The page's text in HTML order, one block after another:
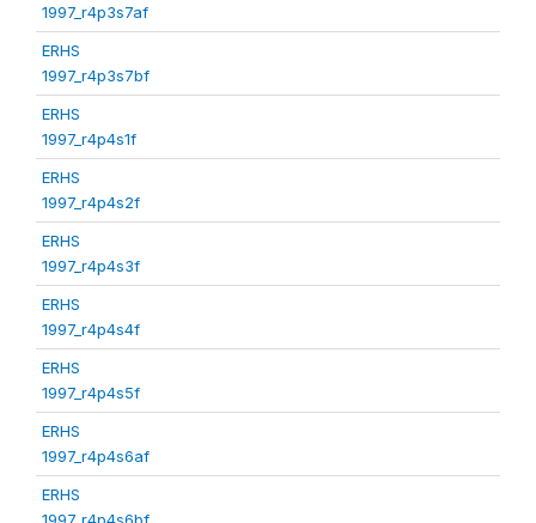
1997_r4p3s7af
ERHS
1997_r4p3s7bf
ERHS
1997_r4p4s1f
ERHS
1997_r4p4s2f
ERHS
1997_r4p4s3f
ERHS
1997_r4p4s4f
ERHS
1997_r4p4s5f
ERHS
1997_r4p4s6af
ERHS
1997_r4p4s6bf